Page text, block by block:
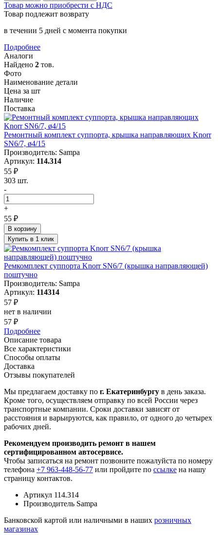
Товар можно приобрести с НДС
Товар подлежит возврату
в течении 5 дней с момента покупки
Подробнее
Аналоги
Найдено 2 тов.
Фото
Наименование детали
Цена за шт
Наличие
Поставка
Ремонтный комплект суппорта, крышка направляющих Knorr
SN6/7, ø4/15
Производитель: Sampa
Артикул: 114.314
55 ₽
303 шт.
-
+
55 ₽
В корзину
Купить в 1 клик
Ремкомплект суппорта Knorr SN6/7 (крышка направляющей)
поштучно
Производитель: Sampa
Артикул: 114314
57 ₽
нет в наличии
57 ₽
Подробнее
Описание товара
Все характеристики
Способы оплаты
Доставка
Отзывы покупателей
Мы предлагаем доставку по г. Екатеринбургу в день заказа.
Кроме того, осуществляем отправку по всей России через
транспортные компании. Сроки доставки зависят от
расстояния и варьируются, как правило, от одного до четырех
рабочих дней.
Рекомендуем производить ремонт в нашем
сертифицированном автосервисе.
Чтобы записаться на ремонт позвоните пожалуйста по номеру
телефона +7 963-448-56-77 или пройдите по ссылке на нашу
страницу контактов.
Артикул 114.314
Производитель Sampa
Банковской картой или наличными в наших розничных
магазинах